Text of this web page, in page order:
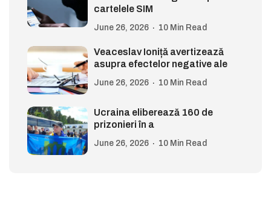
cartelele SIM
June 26, 2026 10 Min Read
Veaceslav Ioniță avertizează
asupra efectelor negative ale
June 26, 2026 10 Min Read
Ucraina eliberează 160 de
prizonieri în a
June 26, 2026 10 Min Read